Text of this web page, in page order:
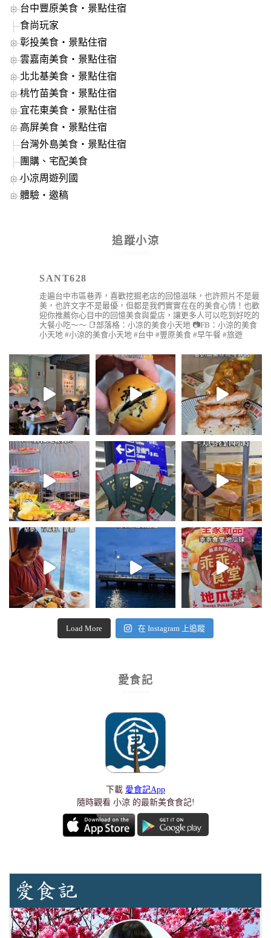
台中豐原美食‧景點住宿
食尚玩家
彰投美食‧景點住宿
雲嘉南美食‧景點住宿
北北基美食‧景點住宿
桃竹苗美食‧景點住宿
宜花東美食‧景點住宿
高屏美食‧景點住宿
台灣外島美食‧景點住宿
團購、宅配美食
小凉周遊列國
體驗‧邀稿
追蹤小涼
SANT628
走遍台中市區巷弄，喜歡挖掘老店的回憶滋味，也許照片不是最
美，也許文字不是最優，但都是我們實實在在的美食心情！也歡
迎你推薦你心目中的回憶美食與愛店，讓更多人可以吃到好吃的
大餐小吃～～ 📑部落格：小凉的美食小天地 📷FB：小涼的美食
小天地 #小涼的美食小天地 #台中 #豐原美食 #早午餐 #旅遊
Load More 在 Instagram 上追蹤
愛食記
下載 愛食記App
隨時觀看 小涼 的最新美食食記!